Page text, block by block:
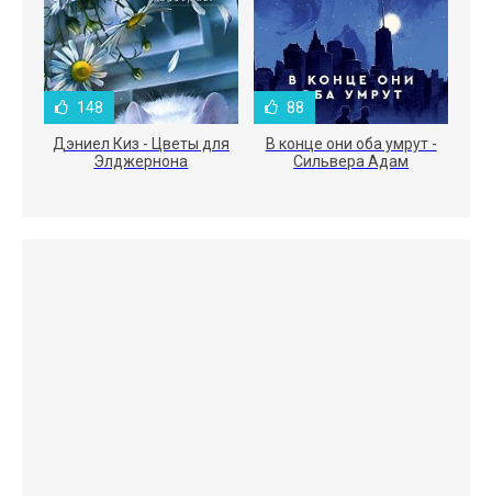
148
Дэниел Киз - Цветы для
Элджернона
88
В конце они оба умрут -
Сильвера Адам